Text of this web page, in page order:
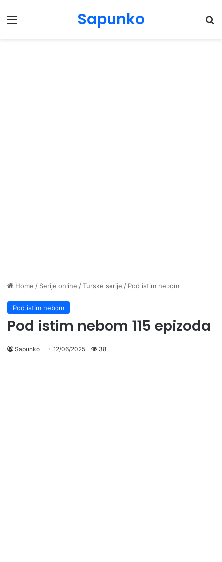
Menu Sapunko
Home / Serije online /Turske serije / Pod istim nebom
Pod istim nebom
Pod istim nebom 115 epizoda
Sapunko 12/06/2025 38